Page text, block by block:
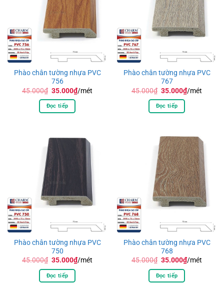
Phào chân tường nhựa PVC
756
45.000₫ Giá
là:
45.000₫.
35.000₫Giá
hiện
/mét
Đọc tiếp
Phào chân tường nhựa PVC
767
45.000₫ Giá
là:
45.000₫.
35.000₫Giá
hiện
/mét
Đọc tiếp
Phào chân tường nhựa PVC
750
45.000₫ Giá
là:
45.000₫.
35.000₫Giá
hiện
/mét
Đọc tiếp
Phào chân tường nhựa PVC
768
45.000₫ Giá
là:
45.000₫.
35.000₫Giá
hiện
/mét
Đọc tiếp